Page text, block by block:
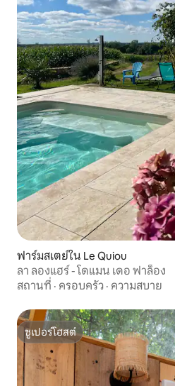
ฟาร์มสเตย์ใน Le Quiou
ลา ลองแฮร์ - โดแมน เดอ ฟาล็อง
สถานที่ · ครอบครัว · ความสบาย
ซูเปอร์โฮสต์
ซูเปอร์โฮสต์